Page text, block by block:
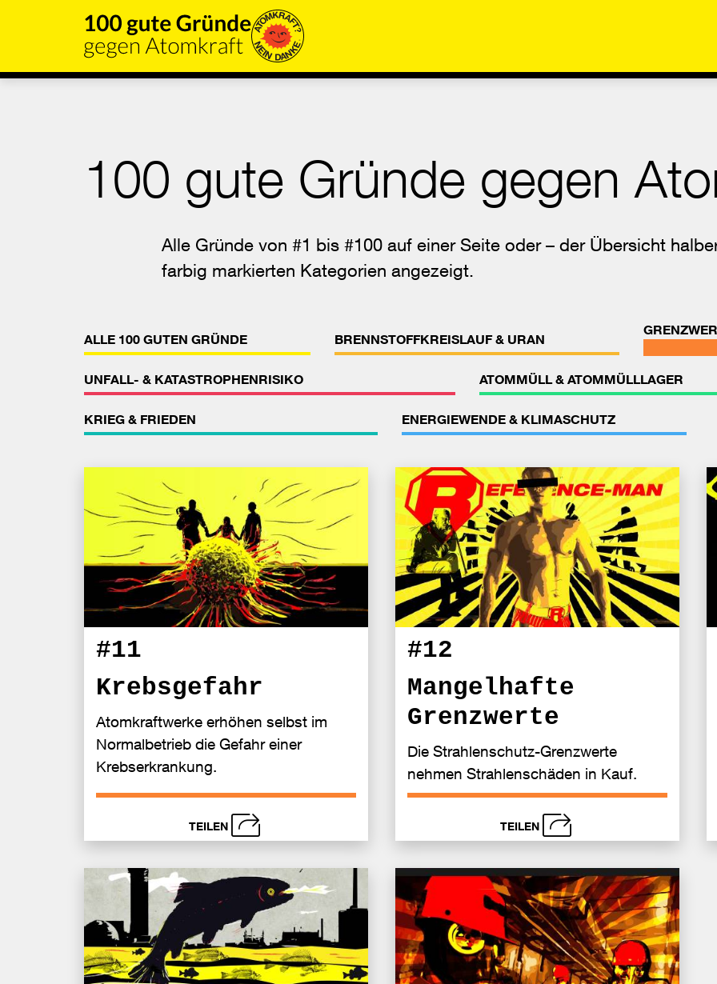
der
100 gute Gründe gegen
Alle Gründe von #1 bis #100 auf einer Seite oder – der Übersicht
farbig markierten Kategorien angezeigt.
ALLE 100 GUTEN GRÜNDE BRENNSTOFFKREISLAUF & URAN
UNFALL- & KATASTROPHENRISIKO ATOMMÜLL & ATOMMÜLLLAGER
KRIEG & FRIEDEN ENERGIEWENDE & KLIMASCHUTZ
#11
Krebsgefahr
Atomkraftwerke erhöhen selbst im
Normalbetrieb die Gefahr einer
Krebserkrankung.
TEILEN
schließen
Bei
Facebook
teilen
Senden
#12
Mangelhafte
Grenzwerte
Die Strahlenschutz-Grenzwerte
nehmen Strahlenschäden in Kauf.
TEILEN
schließen
Bei
teilen